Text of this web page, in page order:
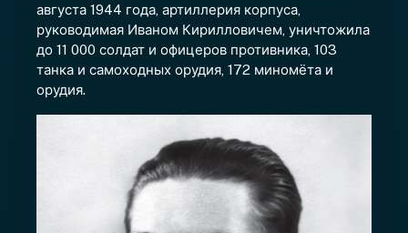
августа 1944 года, артиллерия корпуса,
руководимая Иваном Кирилловичем, уничтожила
до 11 000 солдат и офицеров противника, 103
танка и самоходных орудия, 172 миномёта и
орудия.